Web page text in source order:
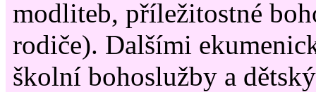
modliteb, příležitostné
rodiče). Dalšími
školní bohoslužby a